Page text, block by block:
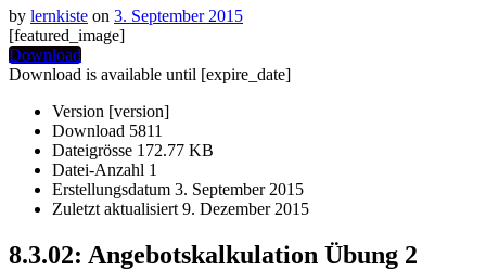
by lernkiste on 3. September 2015
[featured_image]
Download
Download is available until [expire_date]
Version [version]
Download 5811
Dateigrösse 172.77 KB
Datei-Anzahl 1
Erstellungsdatum 3. September 2015
Zuletzt aktualisiert 9. Dezember 2015
8.3.02: Angebotskalkulation Übung 2